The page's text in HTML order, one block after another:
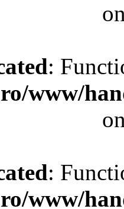
:
www/
:
www/